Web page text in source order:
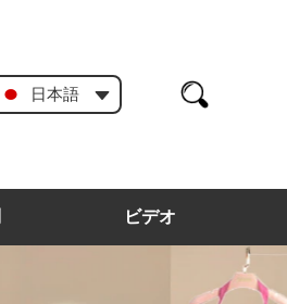
日本語
ビデオ